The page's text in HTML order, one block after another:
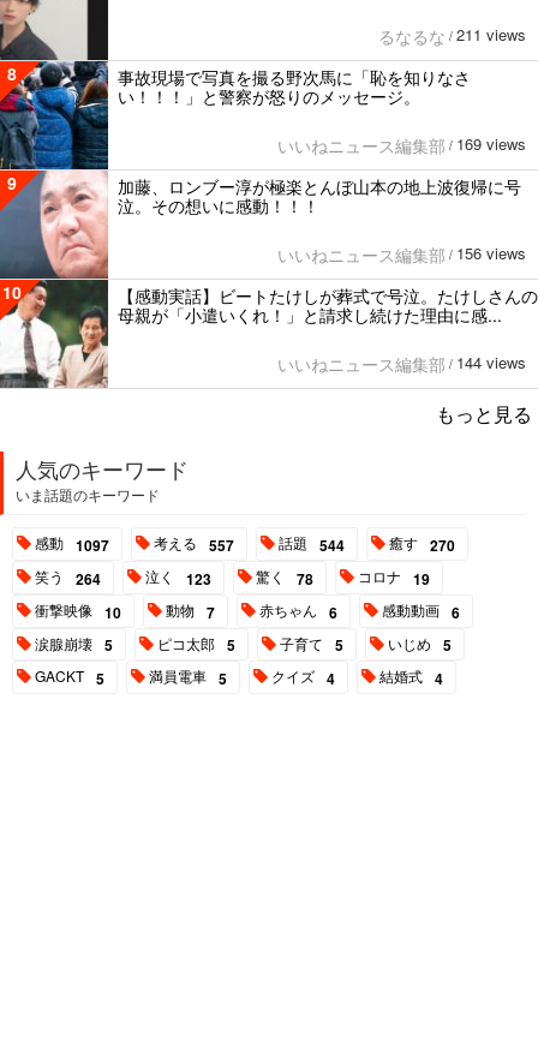
るなるな / 211 views
8
事故現場で写真を撮る野次馬に「恥を知りなさ
い！！！」と警察が怒りのメッセージ。
いいねニュース編集部 / 169 views
9
加藤、ロンブー淳が極楽とんぼ山本の地上波復帰に号
泣。その想いに感動！！！
いいねニュース編集部 / 156 views
10
【感動実話】ビートたけしが葬式で号泣。たけしさんの
母親が「小遣いくれ！」と請求し続けた理由に感...
いいねニュース編集部 / 144 views
もっと見る
人気のキーワード
いま話題のキーワード
感動 1097 考える 557 話題 544 癒す 270
笑う 264 泣く 123 驚く 78 コロナ 19
衝撃映像 10 動物 7 赤ちゃん 6 感動動画 6
涙腺崩壊 5 ピコ太郎 5 子育て 5 いじめ 5
GACKT 5 満員電車 5 クイズ 4 結婚式 4